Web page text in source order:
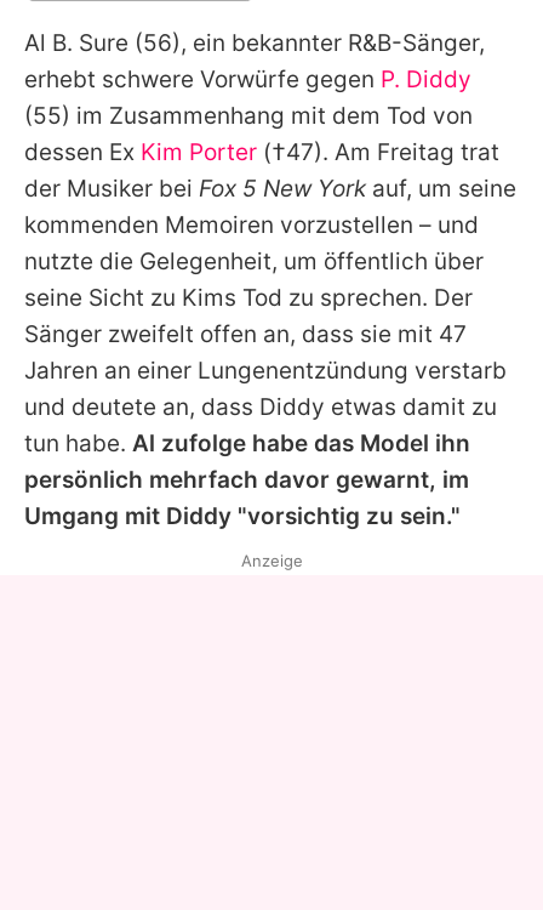
Alle Themen auf Promiflash
Jobs
App runterladen
Team
Redaktionelle Richtlinien
Impressum
Datenschutzerklärung
Nutzungsbedingungen
Utiq verwalten
Al B. Sure (56), ein bekannter R&B-Sänger,
erhebt schwere Vorwürfe gegen P. Diddy
(55) im Zusammenhang mit dem Tod von
dessen Ex Kim Porter (†47). Am Freitag trat
der Musiker bei Fox 5 New Yorkauf, um seine
kommenden Memoiren vorzustellen – und
nutzte die Gelegenheit, um öffentlich über
seine Sicht zu Kims Tod zu sprechen. Der
Sänger zweifelt offen an, dass sie mit 47
Jahren an einer Lungenentzündung verstarb
und deutete an, dass Diddy etwas damit zu
tun habe. Al zufolge habe das Model ihn
persönlich mehrfach davor gewarnt, im
Umgang mit Diddy "vorsichtig zu sein."
Anzeige